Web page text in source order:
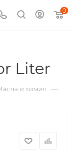
0
Liter
и химия —